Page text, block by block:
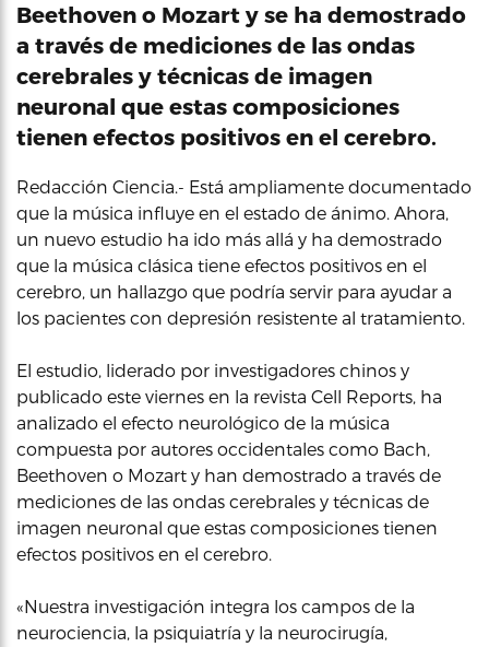
Beethoven o Mozart y se ha demostrado
a través de mediciones de las ondas
cerebrales y técnicas de imagen
neuronal que estas composiciones
tienen efectos positivos en el cerebro.
Redacción Ciencia.- Está ampliamente documentado
que la música influye en el estado de ánimo. Ahora,
un nuevo estudio ha ido más allá y ha demostrado
que la música clásica tiene efectos positivos en el
cerebro, un hallazgo que podría servir para ayudar a
los pacientes con depresión resistente al tratamiento.
El estudio, liderado por investigadores chinos y
publicado este viernes en la revista Cell Reports, ha
analizado el efecto neurológico de la música
compuesta por autores occidentales como Bach,
Beethoven o Mozart y han demostrado a través de
mediciones de las ondas cerebrales y técnicas de
imagen neuronal que estas composiciones tienen
efectos positivos en el cerebro.
«Nuestra investigación integra los campos de la
neurociencia, la psiquiatría y la neurocirugía,